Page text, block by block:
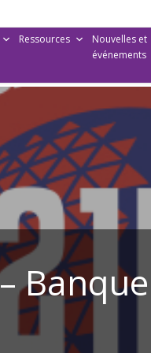
Ressources
Nouvelles et
événements